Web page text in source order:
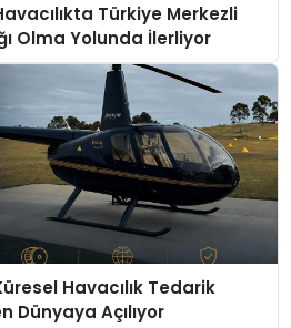
Türkiye Merkezli
Olma Yolunda İlerliyor
Havacılık Tedarik
Dünyaya Açılıyor